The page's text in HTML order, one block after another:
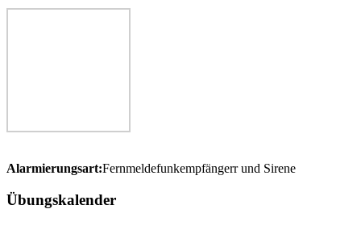
Alarmierungsart:Fernmeldefunkempfängerr und Sirene
Übungskalender